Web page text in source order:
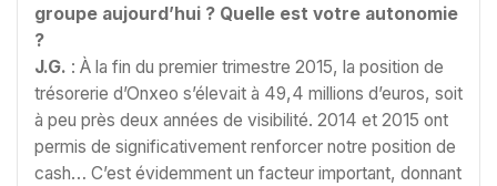
groupe aujourd’hui ? Quelle est votre autonomie
?
J.G. : À la fin du premier trimestre 2015, la position de
trésorerie d’Onxeo s’élevait à 49,4 millions d’euros, soit
à peu près deux années de visibilité. 2014 et 2015 ont
permis de significativement renforcer notre position de
cash… C’est évidemment un facteur important, donnant